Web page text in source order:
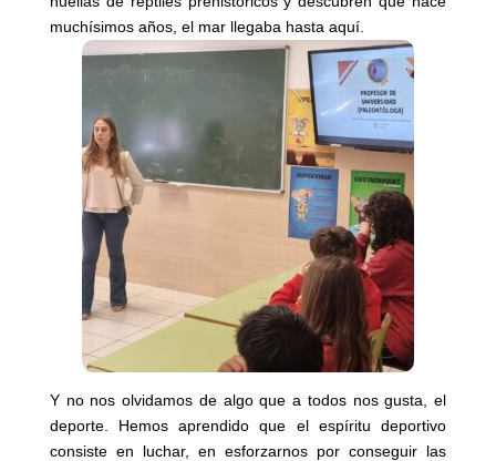
muchísimos años, el mar llegaba hasta aquí.
Y no nos olvidamos de algo que a todos nos gusta, el
deporte. Hemos aprendido que el espíritu deportivo
consiste en luchar, en esforzarnos por conseguir las